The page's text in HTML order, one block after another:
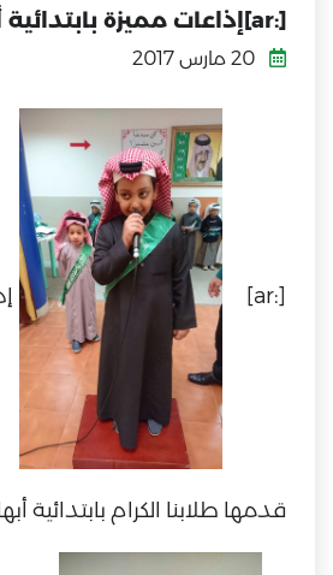
[:ar]إذاعات مميزة بابتدائية أبها.[:]
[:ar]
قدمها طلابنا الكرام بابتدائية